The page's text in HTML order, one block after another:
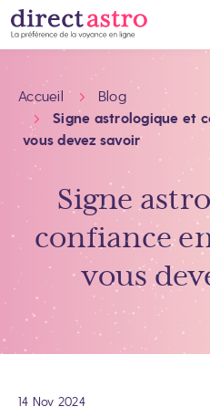
Accueil Blog
Signe astrologique et
vous devez savoir
Signe
confiance
vous
14 Nov 2024